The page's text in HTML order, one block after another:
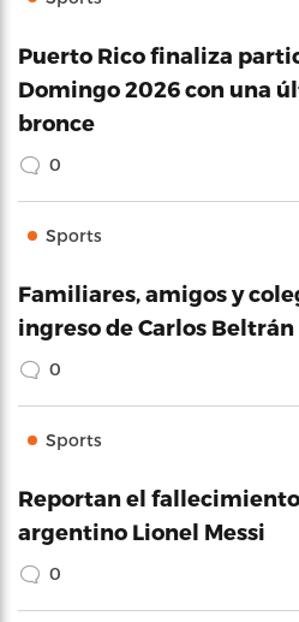
Puerto Rico finaliza
Domingo 2026 con una
bronce
0
Sports
Familiares, amigos y
ingreso de Carlos
0
Sports
Reportan el
argentino Lionel Messi
0